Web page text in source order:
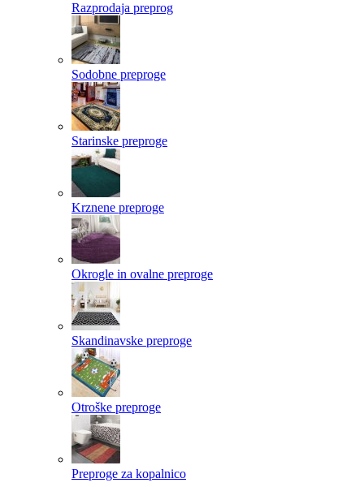
Razprodaja preprog
Sodobne preproge
Starinske preproge
Krznene preproge
Okrogle in ovalne preproge
Skandinavske preproge
Otroške preproge
Preproge za kopalnico